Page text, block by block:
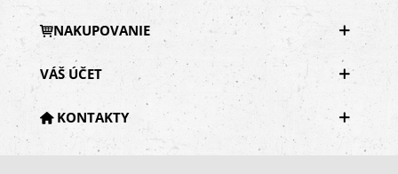
NAKUPOVANIE
VÁŠ ÚČET
KONTAKTY